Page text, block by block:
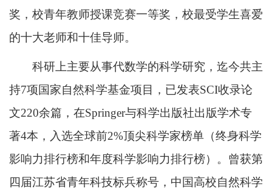
奖，校青年教师授课竞赛一等奖，校最受学生喜爱
的十大老师和十佳导师。
科研上主要从事代数学的科学研究，迄今共主
持7项国家自然科学基金项目，已发表SCI收录论
文220余篇，在Springer与科学出版社出版学术专
著4本，入选全球前2%顶尖科学家榜单（终身科学
影响力排行榜和年度科学影响力排行榜）。曾获第
四届江苏省青年科技标兵称号，中国高校自然科学